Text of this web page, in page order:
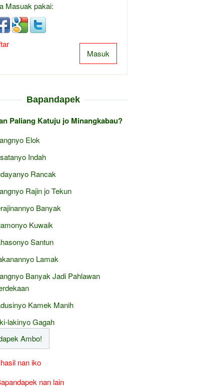
Masuak pakai:
Masuk
Bapandapek
Paliang Katuju jo Minangkabau?
Elok
Indah
Rancak
Rajin jo Tekun
Banyak
Kuwaik
Santun
Lamak
Banyak Jadi Pahlawan
Kamek Manih
lakinyo Gagah
nan iko
nan lain